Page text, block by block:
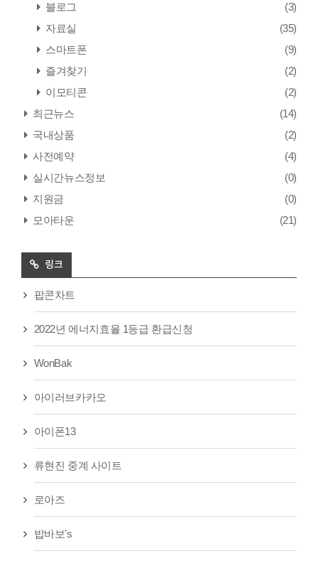
블로그
(3)
자료실
(35)
스마트폰
(9)
즐겨찾기
(2)
이모티콘
(2)
최근뉴스
(14)
국내상품
(2)
사전예약
(4)
실시간뉴스정보
(0)
지원금
(0)
모아타운
(21)
링크
팝콘차트
2022년 에너지효율 1등급 환급신청
WonBak
아이러브카카오
아이폰13
류현진 중계 사이트
로아즈
밥바보's